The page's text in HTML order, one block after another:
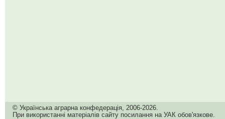
© Українська аграрна конфедерація, 2006-2026.
При використанні матеріалів сайту посилання на УАК обов'язкове.